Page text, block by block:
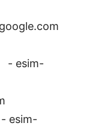
- esim-
- esim-